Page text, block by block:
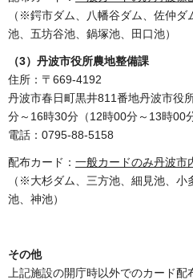
（※鍔市ダム、八幡谷ダム、佐仲
池、五坊谷池、鍋塚池、田口池）
（3）丹波市役所農地整備課
住所：〒669-4192
丹波市春日町黒井811番地丹波市役
分～16時30分（12時00分～13時00
電話：0795-88-5158
配布カード： 一般カードのみ丹波市
（※大杉ダム、三方池、細見池、
池、神池）
その他
上記施設の開庁時以外でのカード